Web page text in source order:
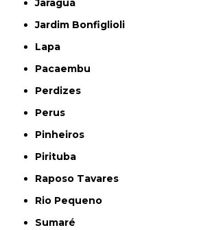
Jaraguá
Jardim Bonfiglioli
Lapa
Pacaembu
Perdizes
Perus
Pinheiros
Pirituba
Raposo Tavares
Rio Pequeno
Sumaré